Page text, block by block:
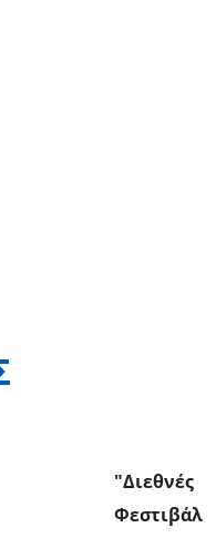
"Διεθνές
Φεστιβάλ